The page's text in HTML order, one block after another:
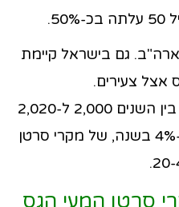
גם בישראל קיימת
אצל צעירים.
לפי דו"ח משרד הבריאות – בין השנים 2,000 ל-2,020
חלה עליה מתמדת, של 3%-4% בשנה, של מקרי סרטן
סרטן המעי הגס